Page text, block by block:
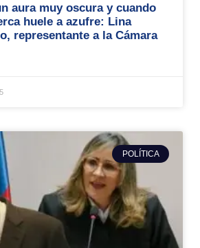
aura muy oscura y cuando
huele a azufre: Lina
representante a la Cámara
POLÍTICA